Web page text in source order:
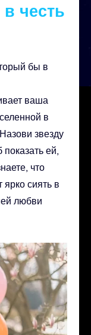
в честь
бы в
ваша
в
звезду
ей,
что
ярко сиять в
любви